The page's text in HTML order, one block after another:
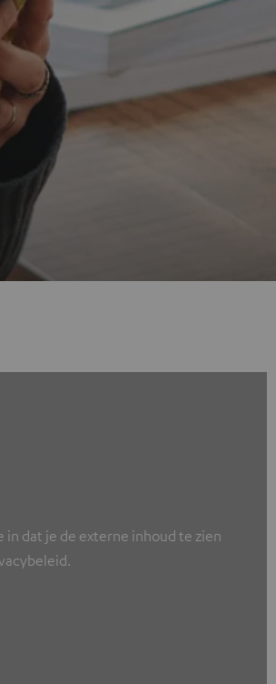
dat je de externe inhoud te zien